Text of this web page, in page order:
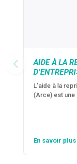
AIDE À LA
L'aide à la
(Arce) est
En savoir